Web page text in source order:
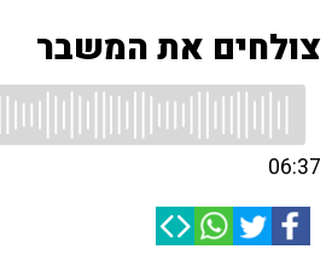
צולחים את המשבר
06:37